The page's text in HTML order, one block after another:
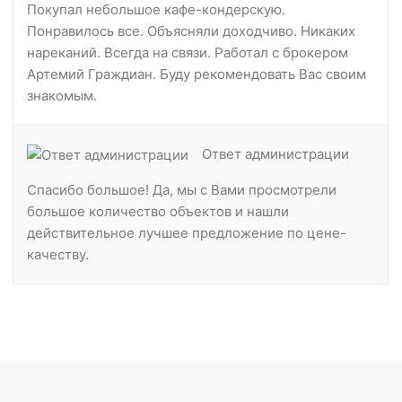
Покупал небольшое кафе-кондерскую.
Понравилось все. Объясняли доходчиво. Никаких
нареканий. Всегда на связи. Работал с брокером
Артемий Граждиан. Буду рекомендовать Вас своим
знакомым.
Ответ администрации
Спасибо большое! Да, мы с Вами просмотрели
большое количество объектов и нашли
действительное лучшее предложение по цене-
качеству.